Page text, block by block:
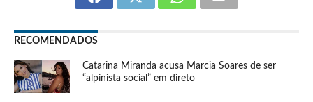
RECOMENDADOS
Catarina Miranda acusa Marcia Soares de ser
“alpinista social” em direto